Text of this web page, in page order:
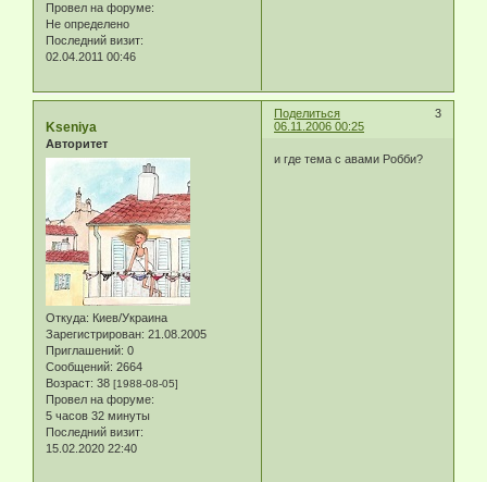
Провел на форуме:
Не определено
Последний визит:
02.04.2011 00:46
Поделиться
3
06.11.2006 00:25
Kseniya
Авторитет
Откуда: Киев/Украина
Зарегистрирован: 21.08.2005
Приглашений: 0
Сообщений: 2664
Возраст: 38 [1988-08-05]
Провел на форуме:
5 часов 32 минуты
Последний визит:
15.02.2020 22:40
и где тема с авами Робби?